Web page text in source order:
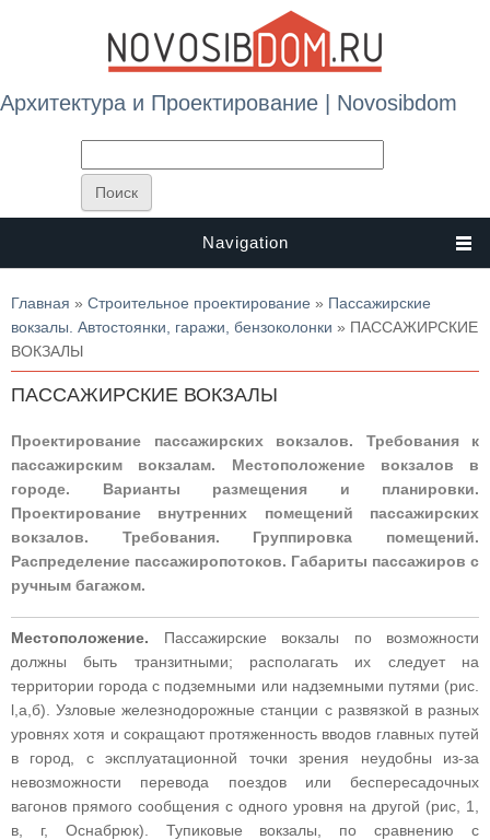
Архитектура и Проектирование | Novosibdom
Navigation
Вы здесь
Главная » Строительное проектирование » Пассажирские
вокзалы. Автостоянки, гаражи, бензоколонки » ПАССАЖИРСКИЕ
ВОКЗАЛЫ
ПАССАЖИРСКИЕ ВОКЗАЛЫ
Проектирование пассажирских вокзалов. Требования к
пассажирским вокзалам. Местоположение вокзалов в
городе. Варианты размещения и планировки.
Проектирование внутренних помещений пассажирских
вокзалов. Требования. Группировка помещений.
Распределение пассажиропотоков. Габариты пассажиров с
ручным багажом.
Местоположение. Пассажирские вокзалы по возможности
должны быть транзитными; располагать их следует на
территории города с подземными или надземными путями (рис.
l,а,б). Узловые железнодорожные станции с развязкой в разных
уровнях хотя и сокращают протяженность вводов главных путей
в город, с эксплуатационной точки зрения неудобны из-за
невозможности перевода поездов или беспересадочных
вагонов прямого сообщения с одного уровня на другой (рис, 1,
в, г, Оснабрюк). Тупиковые вокзалы, по сравнению с